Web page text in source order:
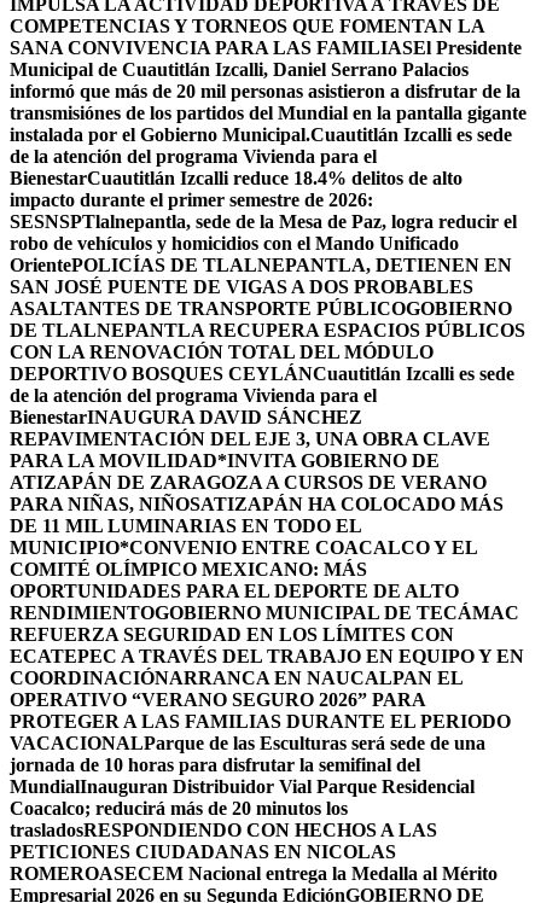
IMPULSA LA ACTIVIDAD DEPORTIVA A TRAVÉS DE
COMPETENCIAS Y TORNEOS QUE FOMENTAN LA
SANA CONVIVENCIA PARA LAS FAMILIASEl Presidente
Municipal de Cuautitlán Izcalli, Daniel Serrano Palacios
informó que más de 20 mil personas asistieron a disfrutar de la
transmisiónes de los partidos del Mundial en la pantalla gigante
instalada por el Gobierno Municipal.Cuautitlán Izcalli es sede
de la atención del programa Vivienda para el
BienestarCuautitlán Izcalli reduce 18.4% delitos de alto
impacto durante el primer semestre de 2026:
SESNSPTlalnepantla, sede de la Mesa de Paz, logra reducir el
robo de vehículos y homicidios con el Mando Unificado
OrientePOLICÍAS DE TLALNEPANTLA, ​DETIENEN EN
SAN JOSÉ PUENTE DE VIGAS A DOS PROBABLES
ASALTANTES DE TRANSPORTE PÚBLICOGOBIERNO
DE TLALNEPANTLA RECUPERA ESPACIOS PÚBLICOS
CON LA RENOVACIÓN TOTAL DEL MÓDULO
DEPORTIVO BOSQUES CEYLÁNCuautitlán Izcalli es sede
de la atención del programa Vivienda para el
BienestarINAUGURA DAVID SÁNCHEZ
REPAVIMENTACIÓN DEL EJE 3, UNA OBRA CLAVE
PARA LA MOVILIDAD*INVITA GOBIERNO DE
ATIZAPÁN DE ZARAGOZA A CURSOS DE VERANO
PARA NIÑAS, NIÑOSATIZAPÁN HA COLOCADO MÁS
DE 11 MIL LUMINARIAS EN TODO EL
MUNICIPIO*CONVENIO ENTRE COACALCO Y EL
COMITÉ OLÍMPICO MEXICANO: MÁS
OPORTUNIDADES PARA EL DEPORTE DE ALTO
RENDIMIENTOGOBIERNO MUNICIPAL DE TECÁMAC
REFUERZA SEGURIDAD EN LOS LÍMITES CON
ECATEPEC A TRAVÉS DEL TRABAJO EN EQUIPO Y EN
COORDINACIÓNARRANCA EN NAUCALPAN EL
OPERATIVO “VERANO SEGURO 2026” PARA
PROTEGER A LAS FAMILIAS DURANTE EL PERIODO
VACACIONALParque de las Esculturas será sede de una
jornada de 10 horas para disfrutar la semifinal del
MundialInauguran Distribuidor Vial Parque Residencial
Coacalco; reducirá más de 20 minutos los
trasladosRESPONDIENDO CON HECHOS A LAS
PETICIONES CIUDADANAS EN NICOLAS
ROMEROASECEM Nacional entrega la Medalla al Mérito
Empresarial 2026 en su Segunda EdiciónGOBIERNO DE